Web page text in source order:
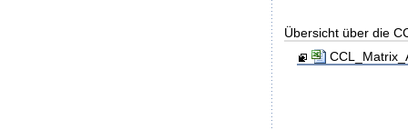
Übersicht über die